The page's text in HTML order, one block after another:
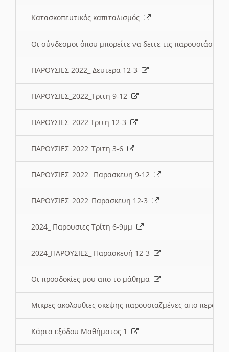
Κατασκοπευτικός καπιταλισμός
Οι σύνδεσμοι όπου μπορείτε να δειτε τις παρουσιάσεις
ΠΑΡΟΥΣΙΕΣ 2022_ Δευτερα 12-3
ΠΑΡΟΥΣΙΕΣ_2022_Τριτη 9-12
ΠΑΡΟΥΣΙΕΣ_2022 Τριτη 12-3
ΠΑΡΟΥΣΙΕΣ_2022_Τριτη 3-6
ΠΑΡΟΥΣΙΕΣ_2022_ Παρασκευη 9-12
ΠΑΡΟΥΣΙΕΣ_2022_Παρασκευη 12-3
2024_ Παρουσιες Τρίτη 6-9μμ
2024_ΠΑΡΟΥΣΙΕΣ_ Παρασκευή 12-3
Οι προσδοκίες μου απο το μάθημα
Μικρες ακολουθιες σκεψης παρουσιαζμένες απο
Κάρτα εξόδου Μαθήματος 1